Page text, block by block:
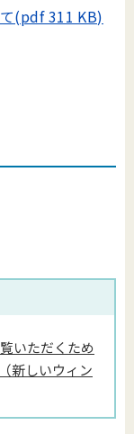
(pdf 311 KB)
いただくため
新しいウィン